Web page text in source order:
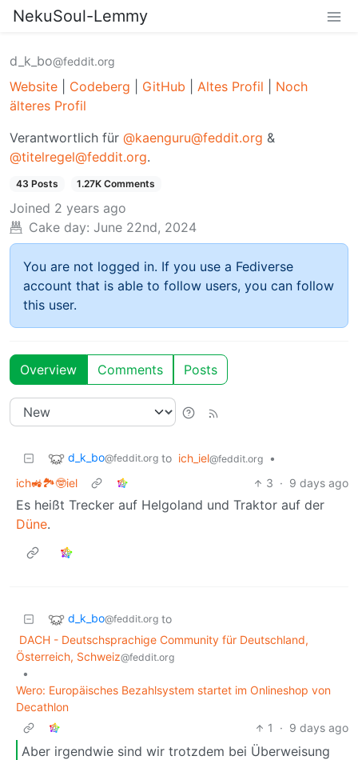
NekuSoul-Lemmy
d_k_bo@feddit.org
Website Codeberg GitHub Altes Profil
Noch
älteres Profil
Verantwortlich für @kaenguru@feddit.org &
@titelregel@feddit.org.
43 Posts 1.27K Comments
Joined 2 years ago
Cake day: June 22nd, 2024
You are not logged in. If you use a Fediverse
account that is able to follow users, you can follow
this user.
Overview Comments Posts
d_k_bo@feddit.org to ich_iel@feddit.org
•
ich🚜🏞️🤓iel
3 · 9 days ago
Es heißt Trecker auf Helgoland und Traktor auf der
Düne.
d_k_bo@feddit.org to
DACH - Deutschsprachige Community für Deutschland,
Österreich, Schweiz@feddit.org
•
Wero: Europäisches Bezahlsystem startet im Onlineshop von
Decathlon
1
· 9 days ago
Aber irgendwie sind wir trotzdem bei Überweisung